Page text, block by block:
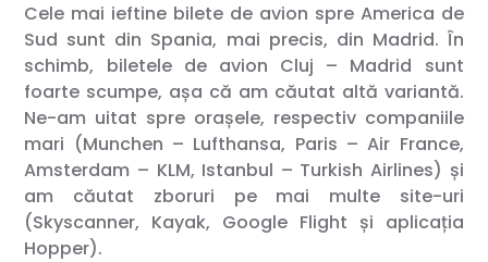
Cele mai ieftine bilete de avion spre America de
Sud sunt din Spania, mai precis, din Madrid. În
schimb, biletele de avion Cluj – Madrid sunt
foarte scumpe, așa că am căutat altă variantă.
Ne-am uitat spre orașele, respectiv companiile
mari (Munchen – Lufthansa, Paris – Air France,
Amsterdam – KLM, Istanbul – Turkish Airlines) și
am căutat zboruri pe mai multe site-uri
(Skyscanner, Kayak, Google Flight și aplicația
Hopper).